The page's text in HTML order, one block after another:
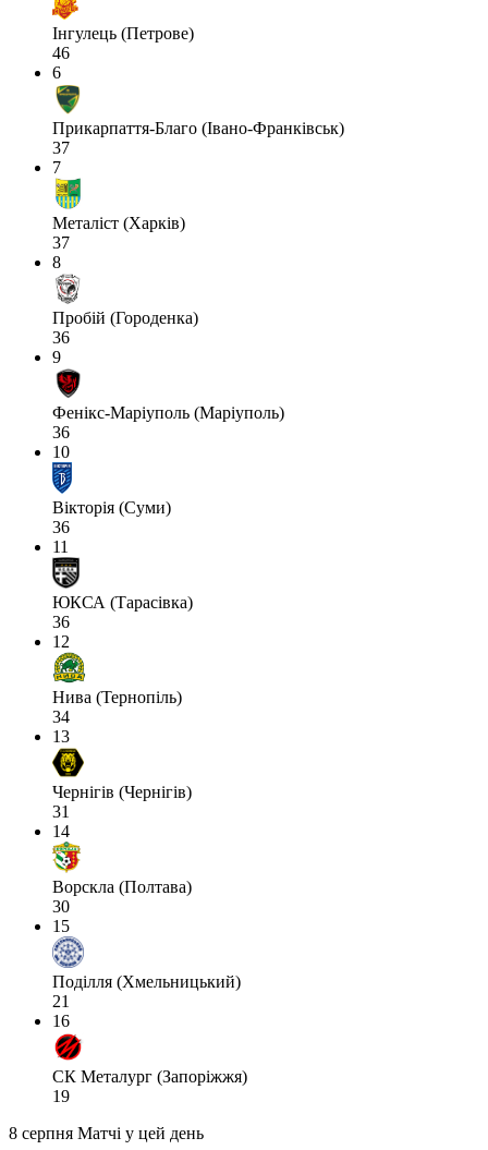
Інгулець (Петрове)
46
6
Прикарпаття-Благо (Івано-Франківськ)
37
7
Металіст (Харків)
37
8
Пробій (Городенка)
36
9
Фенікс-Маріуполь (Маріуполь)
36
10
Вікторія (Суми)
36
11
ЮКСА (Тарасівка)
36
12
Нива (Тернопіль)
34
13
Чернігів (Чернігів)
31
14
Ворскла (Полтава)
30
15
Поділля (Хмельницький)
21
16
СК Металург (Запоріжжя)
19
8 серпня Матчі у цей день